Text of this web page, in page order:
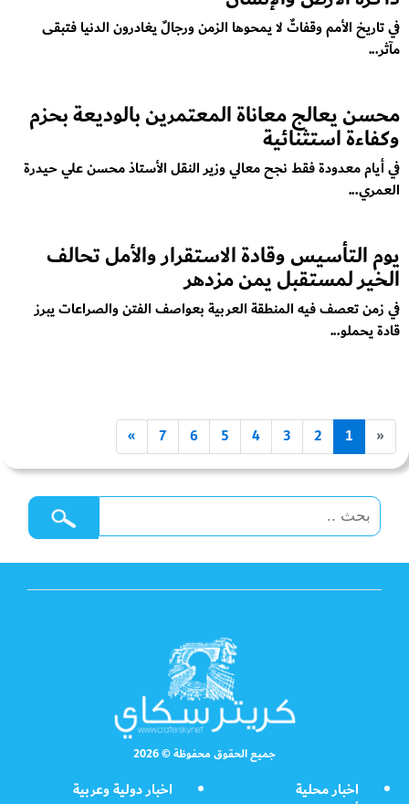
في تاريخ الأمم وقفاتٌ لا يمحوها الزمن ورجالٌ يغادرون الدنيا فتبقى
مآثر...
محسن يعالج معاناة المعتمرين بالوديعة بحزم
وكفاءة استثنائية
في أيام معدودة فقط نجح معالي وزير النقل الأستاذ محسن علي حيدرة
العمري...
يوم التأسيس وقادة الاستقرار والأمل تحالف
الخير لمستقبل يمن مزدهر
في زمن تعصف فيه المنطقة العربية بعواصف الفتن والصراعات يبرز
قادة يحملو...
«
1
2
3
4
5
6
7
»
جميع الحقوق محفوظة © 2026
اخبار محلية
اخبار دولية وعربية